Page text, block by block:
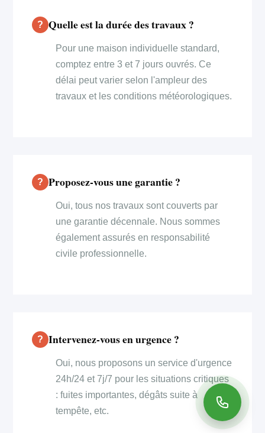
Quelle est la durée des travaux ?
Pour une maison individuelle standard,
comptez entre 3 et 7 jours ouvrés. Ce
délai peut varier selon l'ampleur des
travaux et les conditions météorologiques.
Proposez-vous une garantie ?
Oui, tous nos travaux sont couverts par
une garantie décennale. Nous sommes
également assurés en responsabilité
civile professionnelle.
Intervenez-vous en urgence ?
Oui, nous proposons un service d'urgence
24h/24 et 7j/7 pour les situations critiques
: fuites importantes, dégâts suite à
tempête, etc.